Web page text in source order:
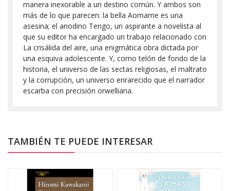
manera inexorable a un destino común. Y ambos son
más de lo que parecen: la bella Aomame es una
asesina; el anodino Tengo, un aspirante a novelista al
que su editor ha encargado un trabajo relacionado con
La crisálida del aire, una enigmática obra dictada por
una esquiva adolescente. Y, como telón de fondo de la
historia, el universo de las sectas religiosas, el maltrato
y la corrupción, un universo enrarecido que el narrador
escarba con precisión orwelliana.
TAMBIÉN TE PUEDE INTERESAR